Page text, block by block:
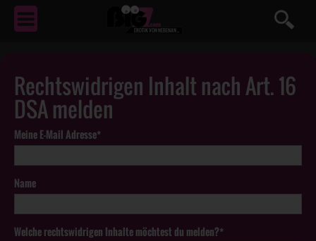
EROTIKVON NEBENAN ...
Rechtswidrigen Inhalt nach Art. 16
DSA melden
Meine E-Mail Adresse*
Name
Welche rechtswidrigen Inhalte möchtest du melden?*